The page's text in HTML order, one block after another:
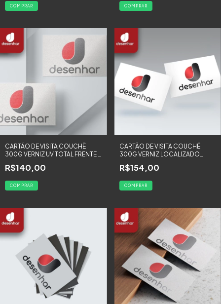
COMPRAR COMPRAR
CARTÃO DE VISITA COUCHÊ
300G VERNIZ UV TOTAL FRENTE -
R$140,00
COMPRAR
CARTÃO DE VISITA COUCHÊ
300G VERNIZ LOCALIZADO
R$154,00
COMPRAR